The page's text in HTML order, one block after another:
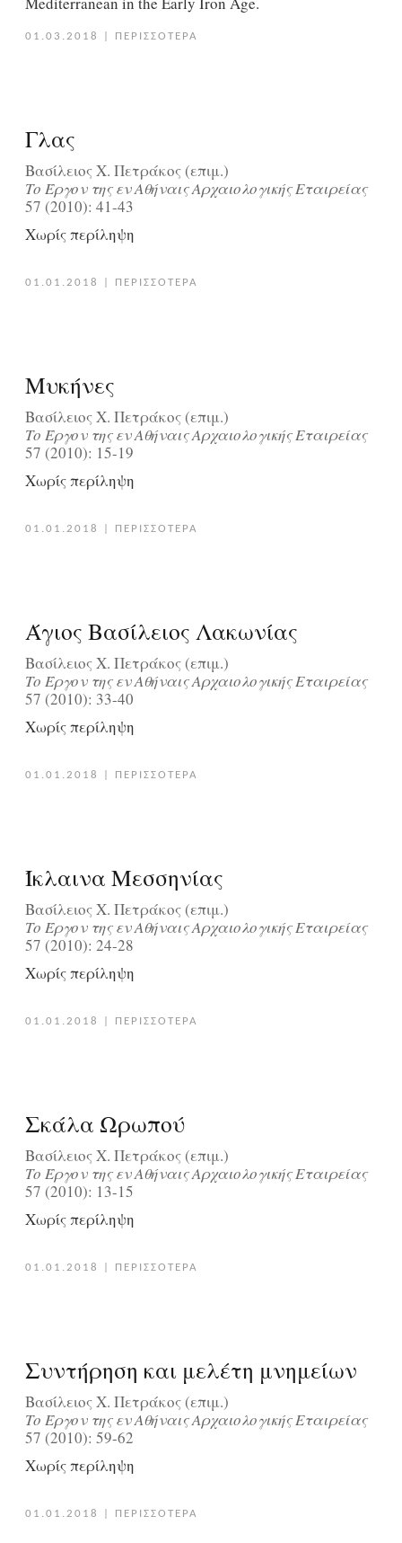
01.03.2018 ΠΕΡΙΣΣΟΤΕΡΑ
Γλας
Βασίλειος Χ. Πετράκος (επιμ.)
Tο Έργον της εν Aθήναις Aρχαιολογικής Eταιρείας
57 (2010): 41-43
Χωρίς περίληψη
01.01.2018 ΠΕΡΙΣΣΟΤΕΡΑ
Μυκήνες
Βασίλειος Χ. Πετράκος (επιμ.)
Tο Έργον της εν Aθήναις Aρχαιολογικής Eταιρείας
57 (2010): 15-19
Χωρίς περίληψη
01.01.2018 ΠΕΡΙΣΣΟΤΕΡΑ
Άγιος Βασίλειος Λακωνίας
Βασίλειος Χ. Πετράκος (επιμ.)
Tο Έργον της εν Aθήναις Aρχαιολογικής Eταιρείας
57 (2010): 33-40
Χωρίς περίληψη
01.01.2018 ΠΕΡΙΣΣΟΤΕΡΑ
Ίκλαινα Μεσσηνίας
Βασίλειος Χ. Πετράκος (επιμ.)
Tο Έργον της εν Aθήναις Aρχαιολογικής Eταιρείας
57 (2010): 24-28
Χωρίς περίληψη
01.01.2018 ΠΕΡΙΣΣΟΤΕΡΑ
Σκάλα Ωρωπού
Βασίλειος Χ. Πετράκος (επιμ.)
Tο Έργον της εν Aθήναις Aρχαιολογικής Eταιρείας
57 (2010): 13-15
Χωρίς περίληψη
01.01.2018 ΠΕΡΙΣΣΟΤΕΡΑ
Συντήρηση και μελέτη μνημείων
Βασίλειος Χ. Πετράκος (επιμ.)
Tο Έργον της εν Aθήναις Aρχαιολογικής Eταιρείας
57 (2010): 59-62
Χωρίς περίληψη
01.01.2018 ΠΕΡΙΣΣΟΤΕΡΑ